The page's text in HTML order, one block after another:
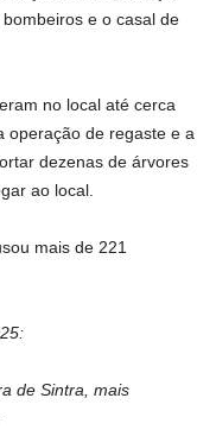
e o casal de
no local até cerca
operação de regaste e a
dezenas de árvores
ao local.
mais de 221
de Sintra, mais